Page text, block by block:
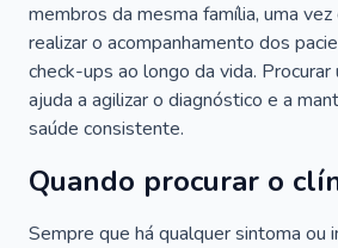
membros da mesma família, uma
realizar o acompanhamento dos
check-ups ao longo da vida.
ajuda a agilizar o diagnóstico e a
saúde consistente.
Quando procurar o
Sempre que há qualquer sintoma ou